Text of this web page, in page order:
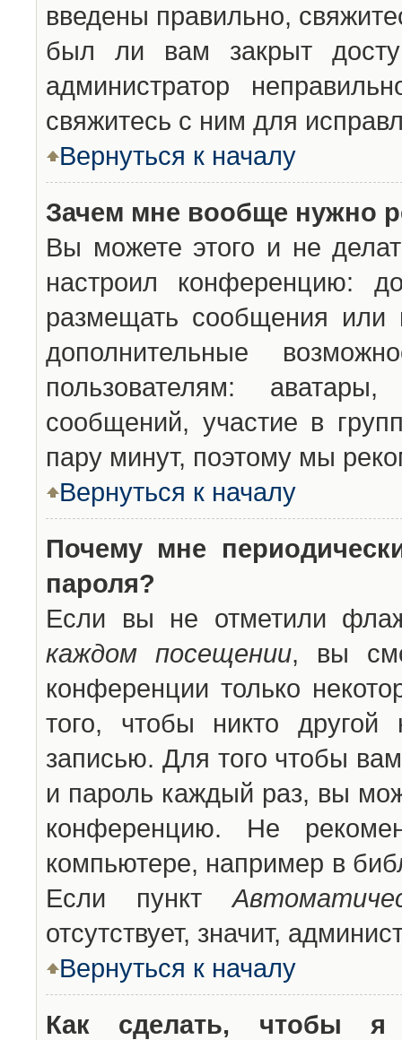
введены правильно,
был ли вам закрыт
администратор
свяжитесь с ним для
Вернуться к началу
Зачем мне вообще нужно
Вы можете этого и не
настроил конференцию:
размещать сообщения или
дополнительные
пользователям:
сообщений, участие в
пару минут, поэтому мы
Вернуться к началу
Почему мне
пароля?
Если вы не отметили
каждом посещении, вы
конференции только
того, чтобы никто другой
записью. Для того чтобы
и пароль каждый раз, вы
конференцию. Не
компьютере, например в
Если пункт
отсутствует, значит,
Вернуться к началу
Как сделать, чтобы